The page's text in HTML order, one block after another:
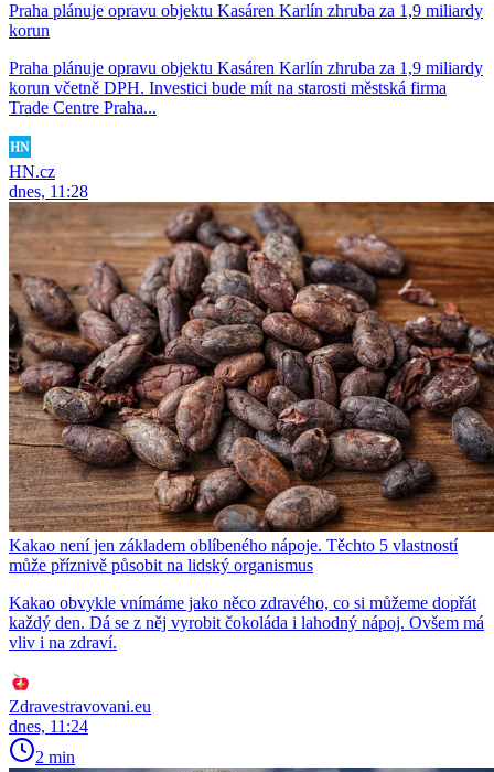
Praha plánuje opravu objektu Kasáren Karlín zhruba za 1,9 miliardy
korun
Praha plánuje opravu objektu Kasáren Karlín zhruba za 1,9 miliardy
korun včetně DPH. Investici bude mít na starosti městská firma
Trade Centre Praha...
HN.cz
dnes, 11:28
Kakao není jen základem oblíbeného nápoje. Těchto 5 vlastností
může příznivě působit na lidský organismus
Kakao obvykle vnímáme jako něco zdravého, co si můžeme dopřát
každý den. Dá se z něj vyrobit čokoláda i lahodný nápoj. Ovšem má
vliv i na zdraví.
Zdravestravovani.eu
dnes, 11:24
2 min